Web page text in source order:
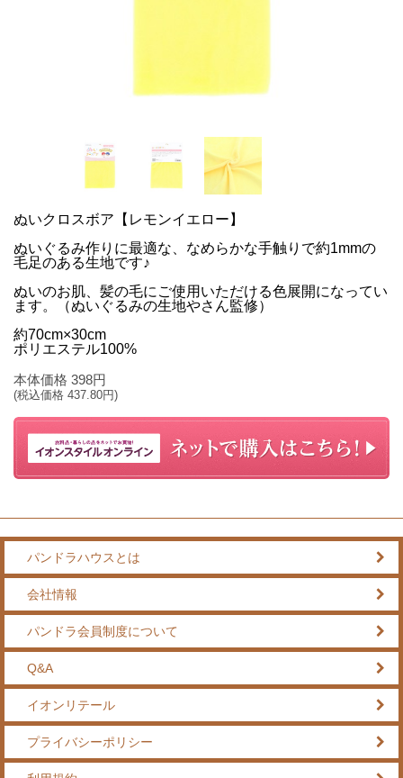
ぬいクロスボア【レモンイエロー】
ぬいぐるみ作りに最適な、なめらかな手触りで約1mmの
毛足のある生地です♪
ぬいのお肌、髪の毛にご使用いただける色展開になってい
ます。（ぬいぐるみの生地やさん監修）
約70cm×30cm
ポリエステル100%
本体価格 398円
(税込価格 437.80円)
パンドラハウスとは
会社情報
パンドラ会員制度について
Q&A
イオンリテール
プライバシーポリシー